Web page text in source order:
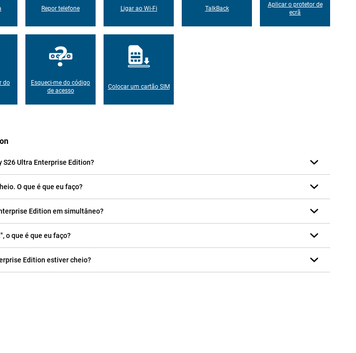
Repor telefone Ligar ao Wi-Fi TalkBack
Aplicar o protetor de
ecrã
do
Esqueci-me do código
de acesso
Colocar um cartão SIM
S26 Ultra Enterprise Edition?
O que é que eu faço?
Edition em simultâneo?
o que é que eu faço?
Edition estiver cheio?